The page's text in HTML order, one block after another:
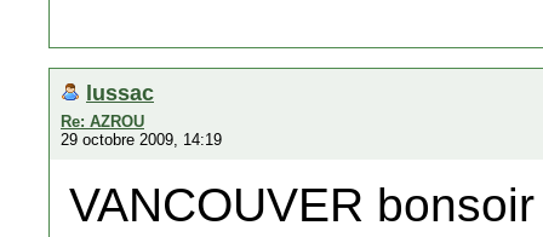
lussac
Re: AZROU
29 octobre 2009, 14:19
VANCOUVER